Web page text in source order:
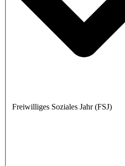
Freiwilliges Soziales Jahr (FSJ)